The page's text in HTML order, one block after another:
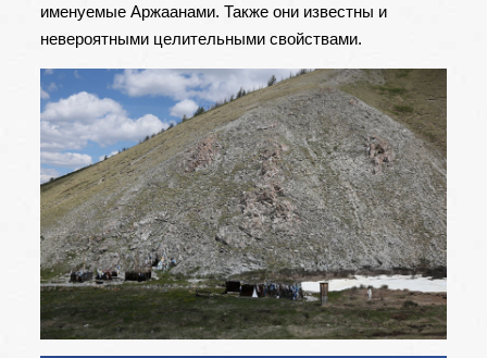
именуемые Аржаанами. Также они известны и
невероятными целительными свойствами.